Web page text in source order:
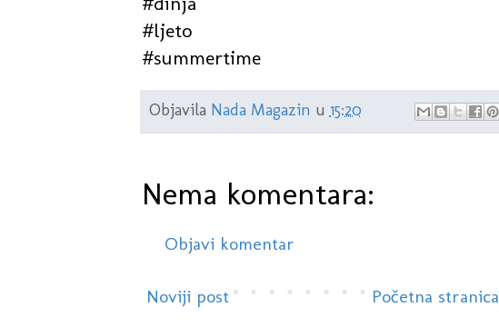
#ljeto
#summertime
Objavila Nada Magazin u 15:20
Nema komentara:
Objavi komentar
Noviji post Početna stranica